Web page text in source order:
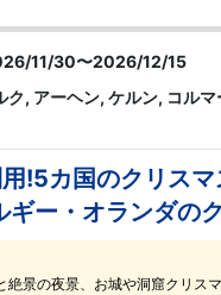
11/30〜2026/12/15
, アーヘン, ケルン, コル
!5カ国のクリス
ー・オランダの
景の夜景、お城や洞窟クリス